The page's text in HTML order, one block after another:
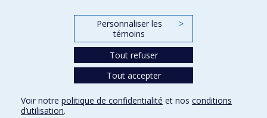
Confidentialité Conditions d’utilisation Paramètres des témoins
Personnaliser les
témoins
>
Tout refuser
Tout accepter
Voir notre politique de confidentialité et nos conditions
d’utilisation.